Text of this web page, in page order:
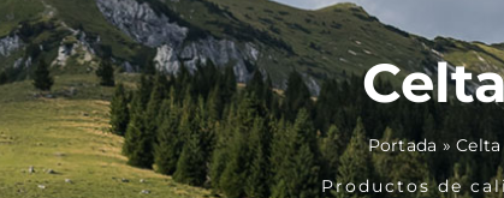
Portada »Celta
Productos de